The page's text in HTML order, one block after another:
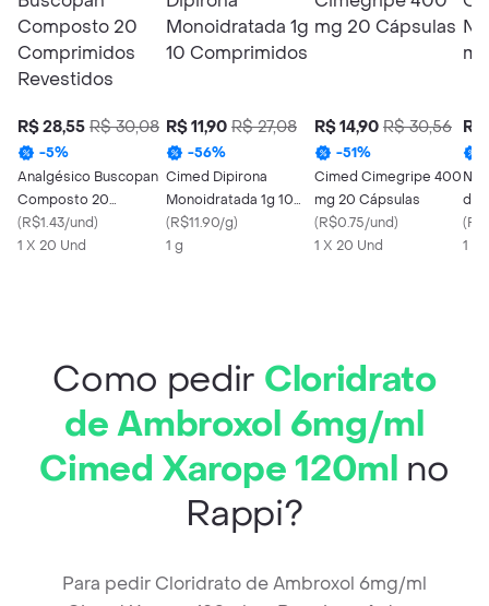
R$ 28,55 R$ 30,08
-5%
Analgésico Buscopan
Composto 20
Comprimidos
Revestidos
(R$1.43/und)
1 X 20 Und
R$ 11,90 R$ 27,08
-56%
Cimed Dipirona
Monoidratada 1g 10
Comprimidos
(R$11.90/g)
1 g
R$ 14,90 R$ 30,56
-51%
Cimed Cimegripe 400
mg 20 Cápsulas
(R$0.75/und)
1 X 20 Und
R$
de
(
1 X
Como pedir Cloridrato
de Ambroxol 6mg/ml
Cimed Xarope 120ml no
Rappi?
Para pedir Cloridrato de Ambroxol 6mg/ml